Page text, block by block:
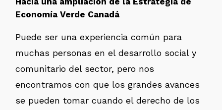
Economía Verde Canadá
Puede ser una experiencia común para
muchas personas en el desarrollo social y
comunitario del sector, pero nos
encontramos con que los grandes avances
se pueden tomar cuando el derecho de los